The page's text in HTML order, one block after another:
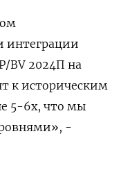
интеграции
BV 2024П на
к историческим
5-6х, что мы
-